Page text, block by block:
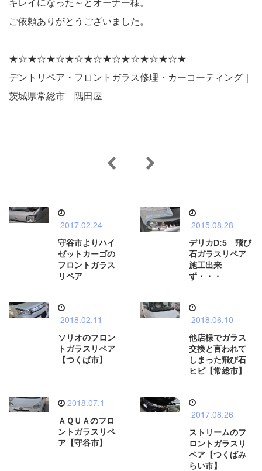
キレイになった～とオーナー様。
ご依頼ありがとうございました。
★☆★☆★☆★☆★☆★☆★☆★☆★☆★
デントリペア・フロントガラス修理・カーコーティング｜
茨城県常総市 隅田屋
2017.02.24
守谷市よりハイ
ゼットカーゴの
フロントガラス
リペア
2015.08.28
デリカD:5 飛び
石ガラスリペア
施工出来
ず・・・
2018.02.11
ソリオのフロン
トガラスリペア
【つくば市】
2018.06.10
他店様でガラス
交換と言われて
しまった飛び石
ヒビ【常総市】
2018.07.1
ＡＱＵＡのフロ
ントガラスリペ
ア【守谷市】
2017.08.26
ストリームのフ
ロントガラスリ
ペア【つくばみ
らい市】